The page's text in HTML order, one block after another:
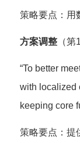
策略要点 ：
方案调整 （第
“To better
with localized
keeping core
策略要点 ：